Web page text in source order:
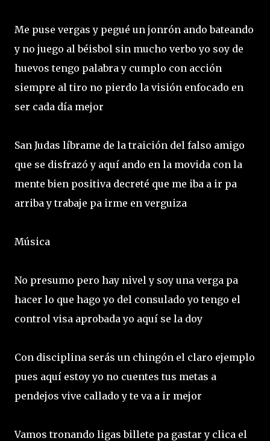
Me puse vergas y pegué un jonrón ando bateando
y no juego al béisbol sin mucho verbo yo soy de
huevos tengo palabra y cumplo con acción
siempre al tiro no pierdo la visión enfocado en
ser cada día mejor
San Judas líbrame de la traición del falso amigo
que se disfrazó y aquí ando en la movida con la
mente bien positiva decreté que me iba a ir pa
arriba y trabaje pa irme en verguiza
Música
No presumo pero hay nivel y soy una verga pa
hacer lo que hago yo del consulado yo tengo el
control visa aprobada yo aquí se la doy
Con disciplina serás un chingón el claro ejemplo
pues aquí estoy yo no cuentes tus metas a
pendejos vive callado y te va a ir mejor
Vamos tronando ligas billete pa gastar y clica el